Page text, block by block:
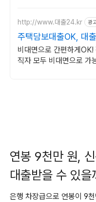
http://www.대출24.kr 광
주택담보대출OK, 대
신용 대출가능!
비대면으로 간편하게
직자 모두 비대면으로 가
연봉 9천만 원,
대출받을 수 있을
은행 차장급으로 연봉이 9